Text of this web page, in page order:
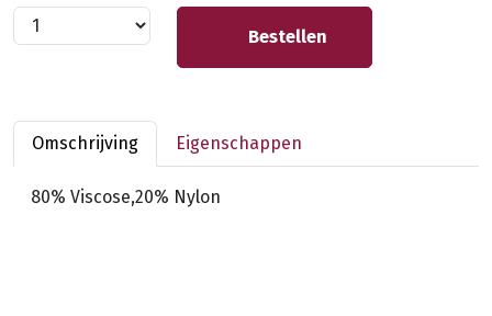
Bestellen
Omschrijving Eigenschappen
80% Viscose,20% Nylon